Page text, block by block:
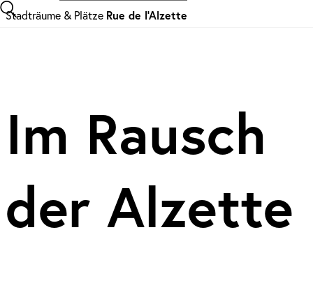
Stadträume & Plätze Rue de l‘Alzette
Im Rausch
der Alzette